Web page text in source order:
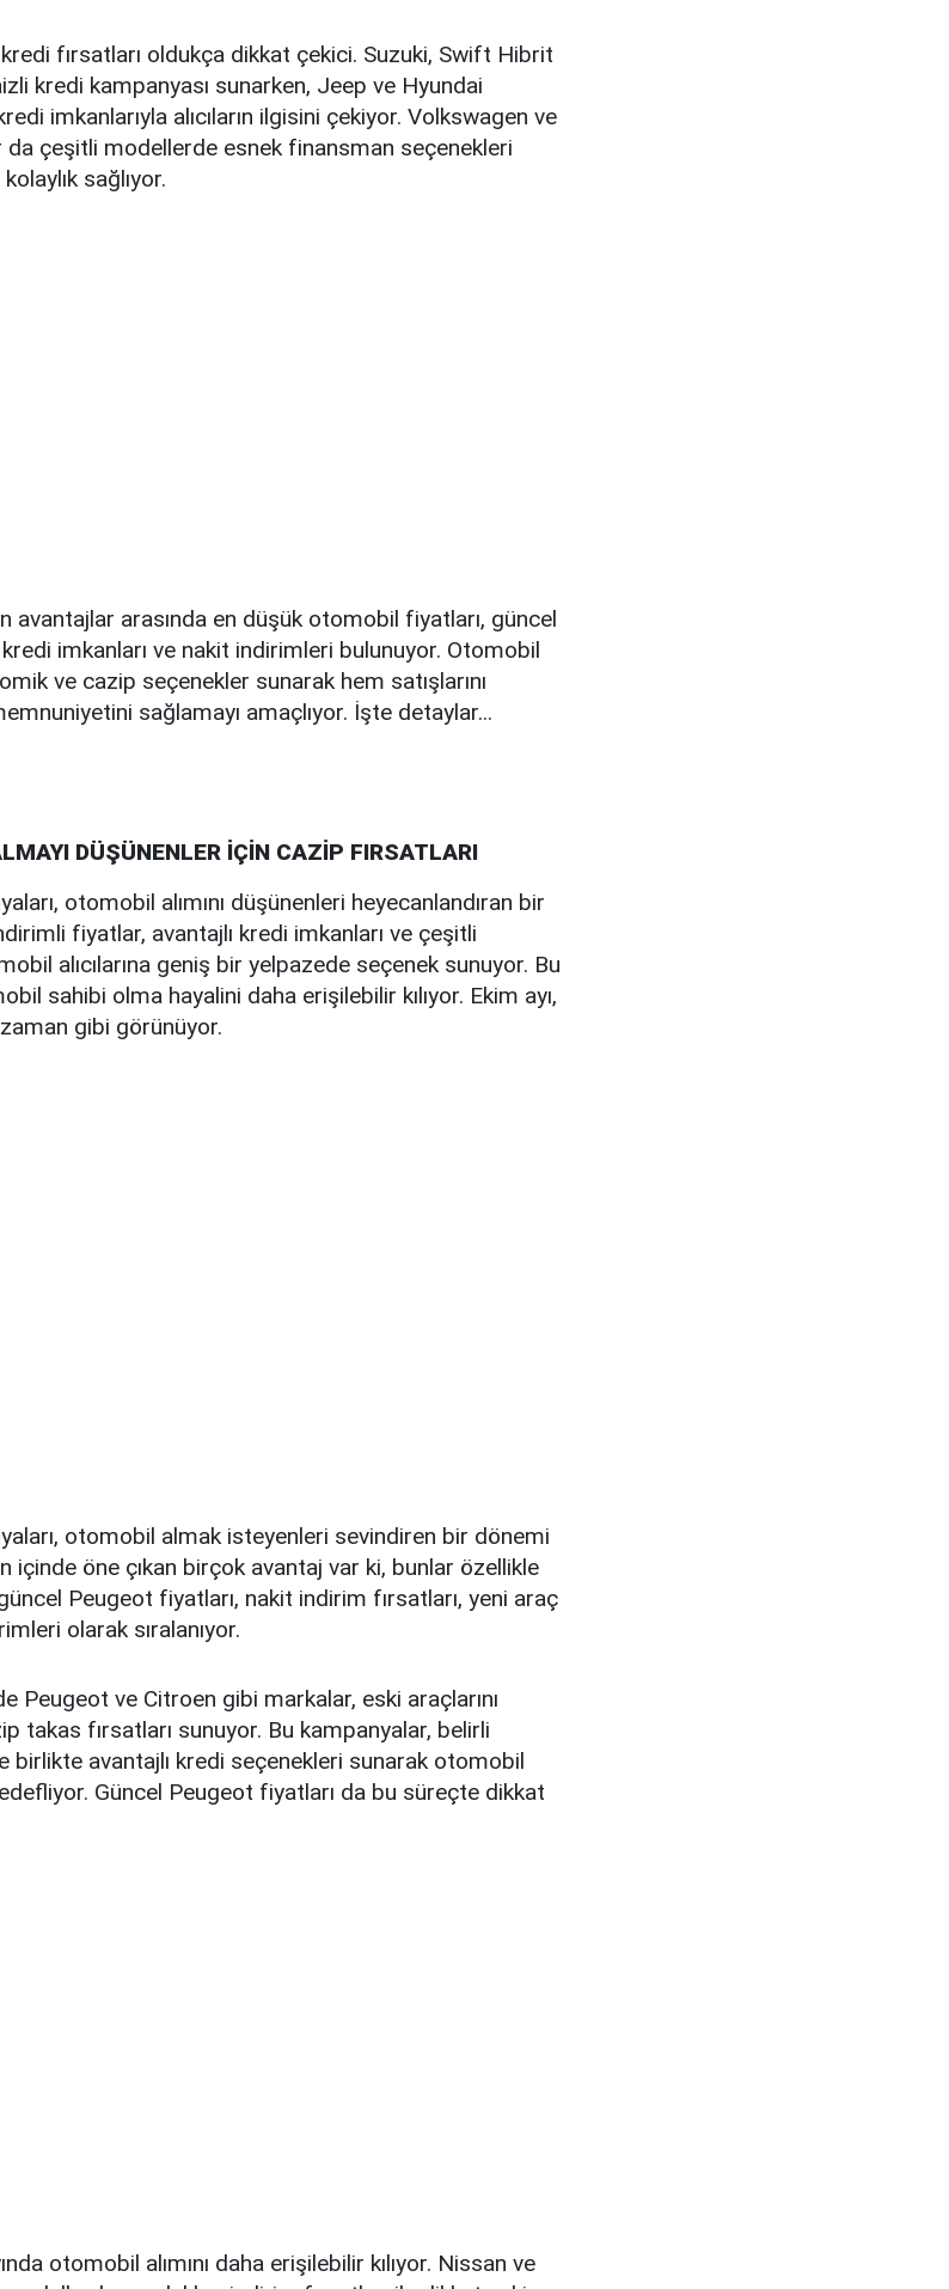
kredi fırsatları oldukça dikkat çekici. Suzuki, Swift Hibrit
kredi kampanyası sunarken, Jeep ve Hyundai
imkanlarıyla alıcıların ilgisini çekiyor. Volkswagen ve
da çeşitli modellerde esnek finansman seçenekleri
sağlıyor.
avantajlar arasında en düşük otomobil fiyatları, güncel
imkanları ve nakit indirimleri bulunuyor. Otomobil
ve cazip seçenekler sunarak hem satışlarını
sağlamayı amaçlıyor. İşte detaylar...
DÜŞÜNENLER İÇİN CAZİP FIRSATLARI
otomobil alımını düşünenleri heyecanlandıran bir
fiyatlar, avantajlı kredi imkanları ve çeşitli
alıcılarına geniş bir yelpazede seçenek sunuyor. Bu
sahibi olma hayalini daha erişilebilir kılıyor. Ekim ayı,
gibi görünüyor.
otomobil almak isteyenleri sevindiren bir dönemi
içinde öne çıkan birçok avantaj var ki, bunlar özellikle
Peugeot fiyatları, nakit indirim fırsatları, yeni araç
olarak sıralanıyor.
Peugeot ve Citroen gibi markalar, eski araçlarını
takas fırsatları sunuyor. Bu kampanyalar, belirli
birlikte avantajlı kredi seçenekleri sunarak otomobil
Güncel Peugeot fiyatları da bu süreçte dikkat
otomobil alımını daha erişilebilir kılıyor. Nissan ve